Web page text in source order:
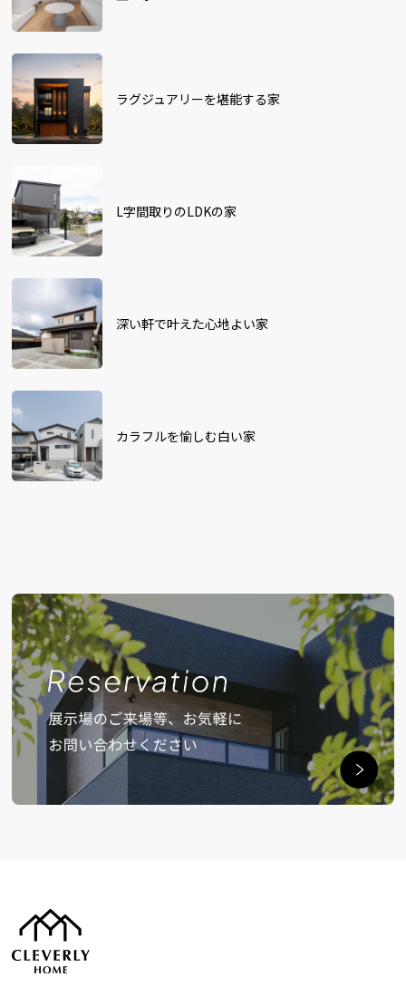
ラグジュアリーを堪能する家
L字間取りのLDKの家
深い軒で叶えた心地よい家
カラフルを愉しむ白い家